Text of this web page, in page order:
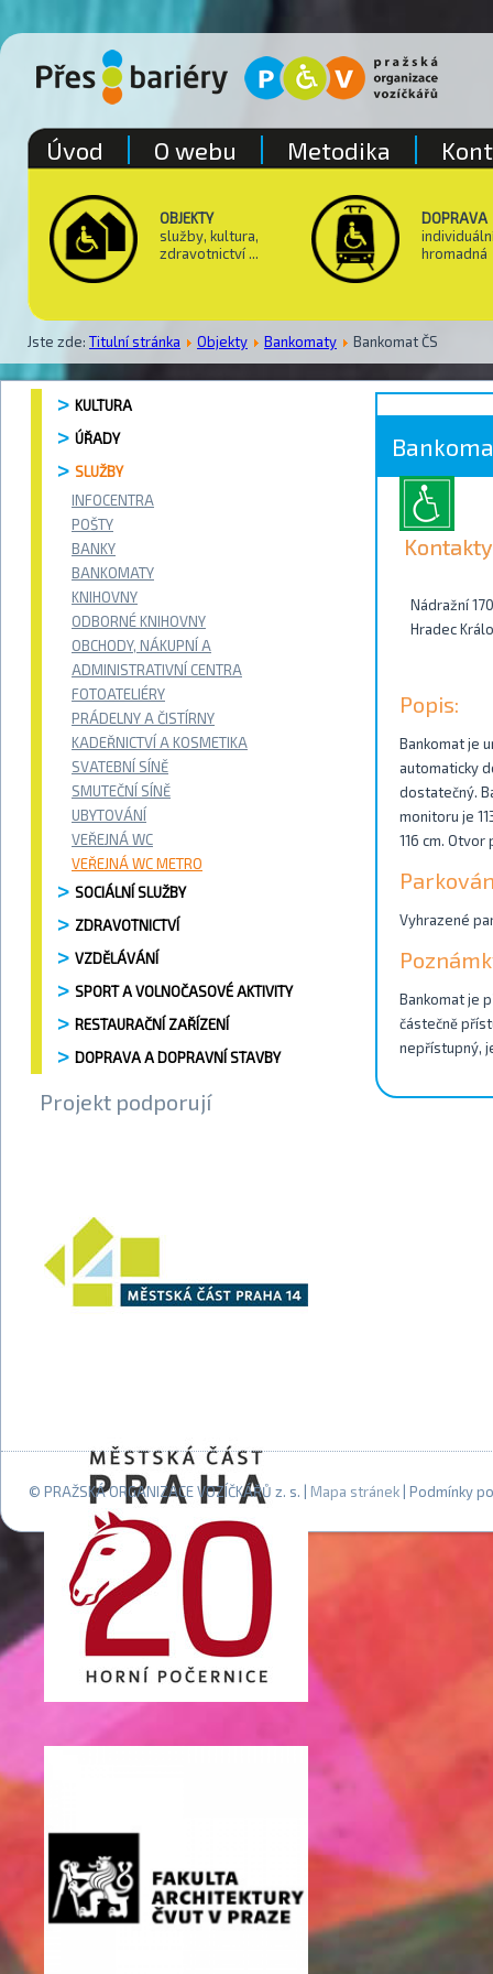
OBJEKTY
služby, kultura,
zdravotnictví ...
DOPRAVA
hromadná
Jste zde: Titulní stránka Objekty Bankomaty Bankomat ČS
Úvod O webu Metodika
KULTURA
ÚŘADY
SLUŽBY
INFOCENTRA
POŠTY
BANKY
BANKOMATY
KNIHOVNY
ODBORNÉ KNIHOVNY
OBCHODY, NÁKUPNÍ A
ADMINISTRATIVNÍ CENTRA
FOTOATELIÉRY
PRÁDELNY A ČISTÍRNY
KADEŘNICTVÍ A KOSMETIKA
SVATEBNÍ SÍNĚ
SMUTEČNÍ SÍNĚ
UBYTOVÁNÍ
VEŘEJNÁ WC
VEŘEJNÁ WC METRO
SOCIÁLNÍ SLUŽBY
ZDRAVOTNICTVÍ
VZDĚLÁVÁNÍ
SPORT A VOLNOČASOVÉ AKTIVITY
RESTAURAČNÍ ZAŘÍZENÍ
DOPRAVA A DOPRAVNÍ STAVBY
Projekt podporují
Kontakty
Nádražní
Hradec
Popis:
Bankomat je
automaticky
dostatečný.
monitoru je
116 cm.
Vyhrazené
Bankomat je
částečně
nepřístupný,
© PRAŽSKÁ ORGANIZACE VOZÍČKÁŘŮ z. s. | Mapa stránek | Podmínky